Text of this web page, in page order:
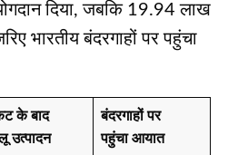
दिया, जबकि 19.94 लाख
भारतीय बंदरगाहों पर पहुंचा
के बाद
उत्पादन
बंदरगाहों पर
पहुंचा आयात